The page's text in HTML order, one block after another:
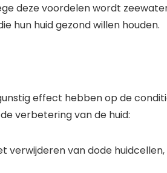
deze voordelen wordt
hun huid gezond willen houden.
effect hebben op de
verbetering van de huid:
verwijderen van dode huidcellen,